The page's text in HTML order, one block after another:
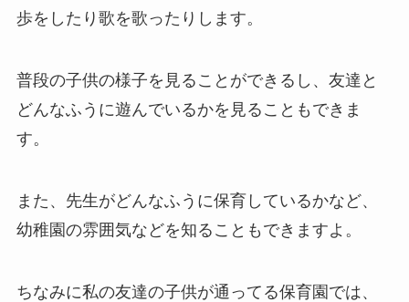
歩をしたり歌を歌ったりします。
普段の子供の様子を見ることができるし、友達と
どんなふうに遊んでいるかを見ることもできま
す。
また、先生がどんなふうに保育しているかなど、
幼稚園の雰囲気などを知ることもできますよ。
ちなみに私の友達の子供が通ってる保育園では、